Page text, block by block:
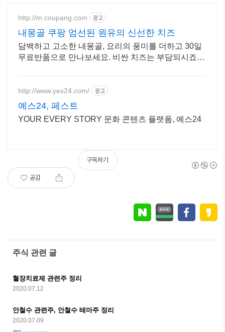
http://m.coupang.com 광고
내몽골 쿠팡 엄선된 원유의 신선한 치즈
담백하고 고소한 내몽골, 요리의 풍미를 더하고 30일
무료반품으로 만나보세요. 비싼 치즈는 부담되시죠?
http://www.yes24.com/ 광고
예스24, 페스트
YOUR EVERY STORY 문화 콘텐츠 플랫폼, 예스24
공감
구독하기
주식 관련 글
혈장치료제 관련주 정리
2020.07.12
안철수 관련주, 안철수 테마주 정리
2020.07.09